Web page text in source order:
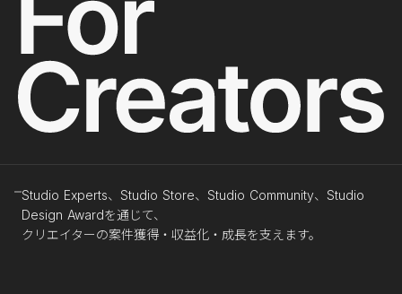
Studio Experts、Studio Store、Studio Community、Studio
Design Awardを通じて、
クリエイターの案件獲得・収益化・成長を支えます。